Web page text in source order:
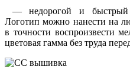
— недорогой и быстрый
Логотип можно нанести на
в точности воспроизвести
цветовая гамма без труда